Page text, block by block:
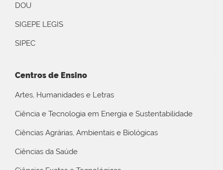
DOU
SIGEPE LEGIS
SIPEC
Centros de Ensino
Artes, Humanidades e Letras
Ciência e Tecnologia em Energia e Sustentabilidade
Ciências Agrárias, Ambientais e Biológicas
Ciências da Saúde